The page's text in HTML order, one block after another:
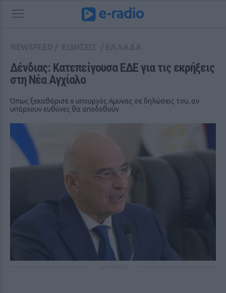
Δένδιας: Κατεπείγουσα ΕΔΕ για τις εκρήξεις
στη Νέα Αγχίαλο
Όπως ξεκαθάρισε ο υπουργός Αμυνας σε δηλώσεις του, αν
υπάρχουν ευθύνες θα αποδοθούν